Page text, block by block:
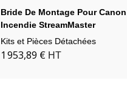
peint)
Bride De Montage Pour Canon
Incendie StreamMaster
Kits et Pièces Détachées
1 953,89 € HT